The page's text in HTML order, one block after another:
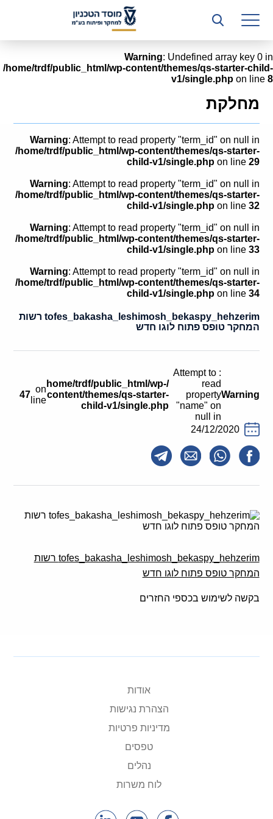
רשות המחקר
היחידה העסקית (T3)
קשרי תעשייה
ביה”ס ללימודי המשך
המכון הישראלי לטכנולוגיות ייצור חומרים
משאבי אנוש
כספים וכלכלה
המחלקה המשפטית
מחלקת תפעול
קולות קוראים
Warning: Undefined array key 0 in
/home/trdf/public_html/wp-content/themes/qs-starter-child-
v1/single.php on line 8
מחלקת
Warning: Attempt to read property "term_id" on null in
/home/trdf/public_html/wp-content/themes/qs-starter-
child-v1/single.phpon line 29
Warning: Attempt to read property "term_id" on null in
/home/trdf/public_html/wp-content/themes/qs-starter-
child-v1/single.phpon line 32
Warning: Attempt to read property "term_id" on null in
/home/trdf/public_html/wp-content/themes/qs-starter-
child-v1/single.phpon line 33
Warning: Attempt to read property "term_id" on null in
/home/trdf/public_html/wp-content/themes/qs-starter-
child-v1/single.phpon line 34
tofes_bakasha_leshimosh_bekaspy_hehzerim רשות
המחקר טופס פתוח לוגו חדש
Warning
: Attempt to
read
property
"name" on
null in
/home/trdf/public_html/wp-
content/themes/qs-starter-
child-v1/single.php
on
line
47
24/12/2020
tofes_bakasha_leshimosh_bekaspy_hehzerim רשות
המחקר טופס פתוח לוגו חדש
בקשה לשימוש בכספי החזרים
אודות
הצהרת נגישות
מדיניות פרטיות
טפסים
נהלים
לוח משרות